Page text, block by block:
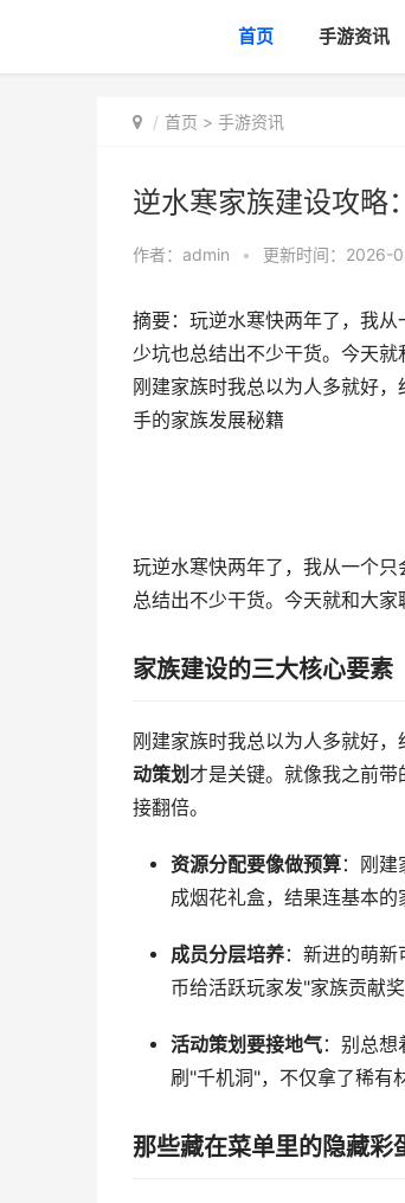
首页 手游资讯
首页 > 手游资讯
逆水寒家族建设攻略
作者： admin • 更新时间：2026-
摘要：玩逆水寒快两年了，我
少坑也总结出不少干货。今天
刚建家族时我总以为人多就好
手的家族发展秘籍
玩逆水寒快两年了，我从一个
总结出不少干货。今天就和大家
家族建设的三大核心要素
刚建家族时我总以为人多就好
动策划才是关键。就像我之前
接翻倍。
资源分配要像做预算：刚建
成烟花礼盒，结果连基本
成员分层培养：新进的萌新
币给活跃玩家发"家族贡献
活动策划要接地气：别总想
刷"千机洞"，不仅拿了稀有
那些藏在菜单里的隐藏彩